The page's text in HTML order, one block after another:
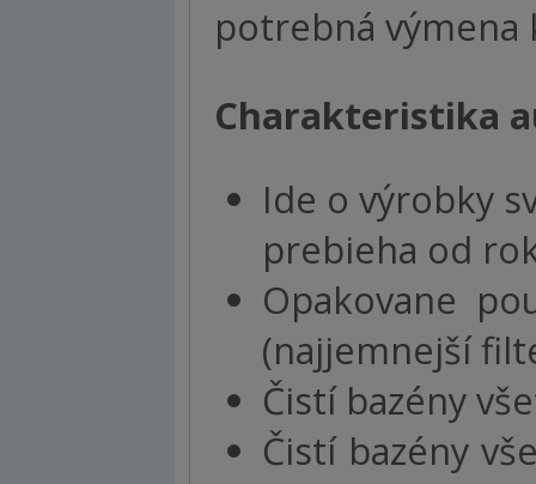
potrebná výmena
Charakteristika
Ide o výrobky
prebieha od
Opakovane
(najjemnejší
Čistí bazény
Čistí bazény